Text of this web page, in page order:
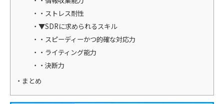
・ストレス耐性
▼SDRに求められるスキル
・スピーディーかつ的確な対応力
・ライティング能力
・決断力
まとめ